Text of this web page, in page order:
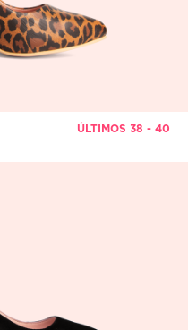
ÚLTIMOS 38 - 40